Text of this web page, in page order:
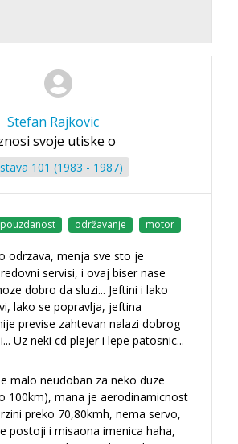
Stefan Rajkovic
svoje utiske o
101 (1983 - 1987)
pouzdanost održavanje motor
odrzava, menja sve sto je
servisi, i ovaj biser nase
dobro da sluzi... Jeftini i lako
lako se popravlja, jeftina
previse zahtevan nalazi dobrog
Uz neki cd plejer i lepe patosnic...
malo neudoban za neko duze
100km), mana je aerodinamicnost
preko 70,80kmh, nema servo,
postoji i misaona imenica haha,